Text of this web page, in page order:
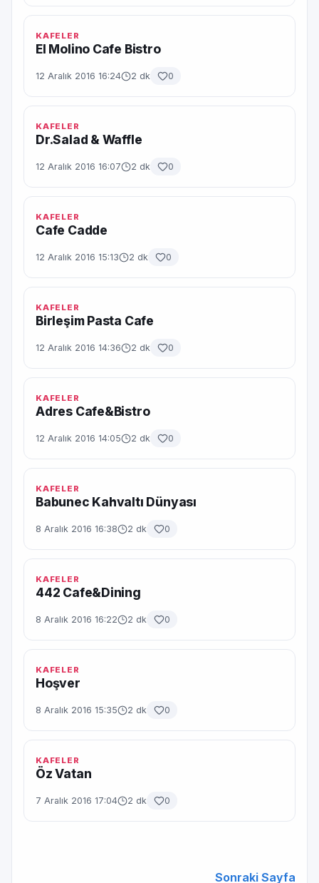
KAFELER
El Molino Cafe Bistro
12 Aralık 2016 16:24 2 dk 0
KAFELER
Dr.Salad & Waffle
12 Aralık 2016 16:07 2 dk 0
KAFELER
Cafe Cadde
12 Aralık 2016 15:13 2 dk 0
KAFELER
Birleşim Pasta Cafe
12 Aralık 2016 14:36 2 dk 0
KAFELER
Adres Cafe&Bistro
12 Aralık 2016 14:05 2 dk 0
KAFELER
Babunec Kahvaltı Dünyası
8 Aralık 2016 16:38 2 dk 0
KAFELER
442 Cafe&Dining
8 Aralık 2016 16:22 2 dk 0
KAFELER
Hoşver
8 Aralık 2016 15:35 2 dk 0
KAFELER
Öz Vatan
7 Aralık 2016 17:04 2 dk 0
Sonraki Sayfa